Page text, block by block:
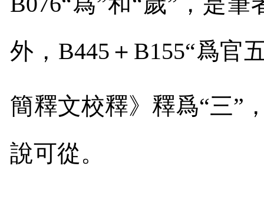
外， B445 ＋ B155“爲官
簡釋文校釋》釋爲“三”
說可從。